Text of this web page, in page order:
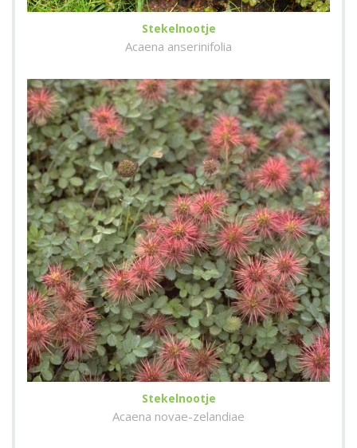
Stekelnootje
Acaena anserinifolia
Stekelnootje
Acaena novae-zelandiae